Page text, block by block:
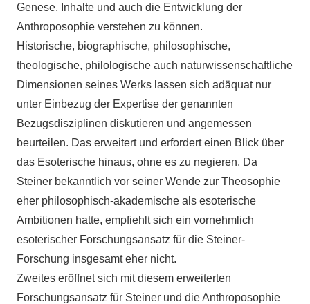
Genese, Inhalte und auch die Entwicklung der
Anthroposophie verstehen zu können.
Historische, biographische, philosophische,
theologische, philologische auch naturwissenschaftliche
Dimensionen seines Werks lassen sich adäquat nur
unter Einbezug der Expertise der genannten
Bezugsdisziplinen diskutieren und angemessen
beurteilen. Das erweitert und erfordert einen Blick über
das Esoterische hinaus, ohne es zu negieren. Da
Steiner bekanntlich vor seiner Wende zur Theosophie
eher philosophisch-akademische als esoterische
Ambitionen hatte, empfiehlt sich ein vornehmlich
esoterischer Forschungsansatz für die Steiner-
Forschung insgesamt eher nicht.
Zweites eröffnet sich mit diesem erweiterten
Forschungsansatz für Steiner und die Anthroposophie